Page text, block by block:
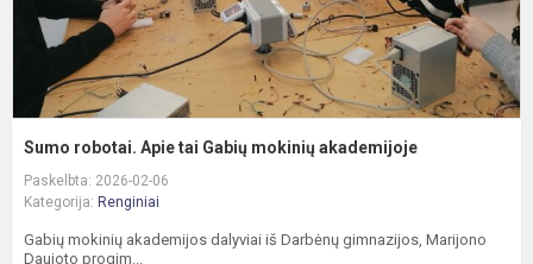
Sumo robotai. Apie tai Gabių mokinių akademijoje
Paskelbta: 2026-02-06
Kategorija: Renginiai
Gabių mokinių akademijos dalyviai iš Darbėnų gimnazijos, Marijono
Daujoto progim...